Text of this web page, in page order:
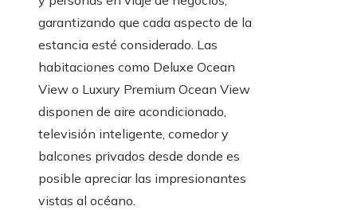
garantizando que cada aspecto de la
estancia esté considerado. Las
habitaciones como Deluxe Ocean
View o Luxury Premium Ocean View
disponen de aire acondicionado,
televisión inteligente, comedor y
balcones privados desde donde es
posible apreciar las impresionantes
vistas al océano.